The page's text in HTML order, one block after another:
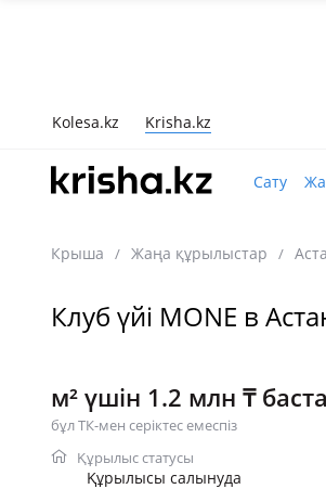
Kolesa.kz Krisha.kz
Сату
Крыша / Жаңа құрылыстар /
Клуб үйі MONE в
м² үшін 1.2 млн ₸
бұл ТК-мен серіктес емеспіз
Құрылыс статусы
Құрылысы салынуда